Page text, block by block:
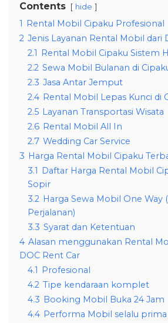
Contents hide
1 Rental Mobil Cipaku Profesional
2 Jenis Layanan Rental Mobil dari
2.1 Rental Mobil Cipaku Sistem
2.2 Sewa Mobil Bulanan di
2.3 Jasa Antar Jemput
2.4 Rental Mobil Lepas Kunci di
2.5 Layanan Transportasi Wisata
2.6 Rental Mobil All In
2.7 Wedding Car Service
3 Harga Rental Mobil Cipaku
3.1 Daftar Harga Rental Mobil
Sopir
3.2 Harga Sewa Mobil One Way
Perjalanan)
3.3 Syarat dan Ketentuan
4 Alasan menggunakan Rental
DOC Rent Car
4.1 Profesional
4.2 Tipe kendaraan komplet
4.3 Booking Mobil Buka 24 Jam
4.4 Performa Mobil selalu prima